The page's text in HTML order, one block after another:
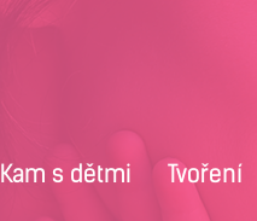
Kam s dětmi Tvoření